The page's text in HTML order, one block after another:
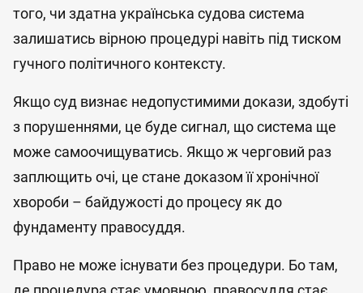
того, чи здатна українська судова система
залишатись вірною процедурі навіть під тиском
гучного політичного контексту.
Якщо суд визнає недопустимими докази, здобуті
з порушеннями, це буде сигнал, що система ще
може самоочищуватись. Якщо ж черговий раз
заплющить очі, це стане доказом її хронічної
хвороби – байдужості до процесу як до
фундаменту правосуддя.
Право не може існувати без процедури. Бо там,